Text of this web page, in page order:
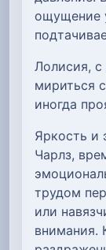
ощущение
Лолисия,
мириться
иногда
Яркость и
Чарлз,
трудом
или
внимания.